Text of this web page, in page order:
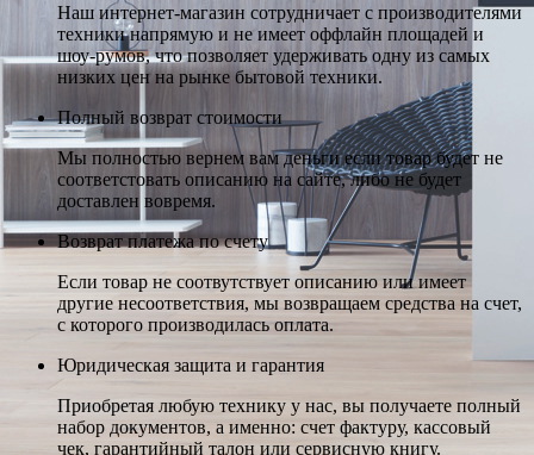
Наш интернет-магазин сотрудничает с производителями
техники напрямую и не имеет оффлайн площадей и
шоу-румов, что позволяет удерживать одну из самых
низких цен на рынке бытовой техники.
Полный возврат стоимости
Мы полностью вернем вам деньги если товар будет не
соответстовать описанию на сайте, либо не будет
доставлен вовремя.
Возврат платежа по счету
Если товар не соотвутствует описанию или имеет
другие несоответствия, мы возвращаем средства на счет,
с которого производилась оплата.
Юридическая защита и гарантия
Приобретая любую технику у нас, вы получаете полный
набор документов, а именно: счет фактуру, кассовый
чек, гарантийный талон или сервисную книгу.